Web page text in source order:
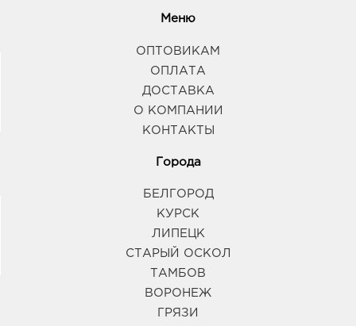
Меню
ОПТОВИКАМ
ОПЛАТА
ДОСТАВКА
О КОМПАНИИ
КОНТАКТЫ
Города
БЕЛГОРОД
КУРСК
ЛИПЕЦК
СТАРЫЙ ОСКОЛ
ТАМБОВ
ВОРОНЕЖ
ГРЯЗИ